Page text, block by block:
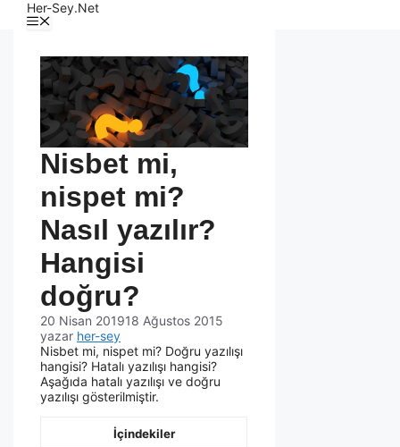
Her-Sey.Net
Nisbet mi,
nispet mi?
Nasıl yazılır?
Hangisi
doğru?
20 Nisan 201918 Ağustos 2015
yazar her-sey
Nisbet mi, nispet mi? Doğru yazılışı
hangisi? Hatalı yazılışı hangisi?
Aşağıda hatalı yazılışı ve doğru
yazılışı gösterilmiştir.
İçindekiler